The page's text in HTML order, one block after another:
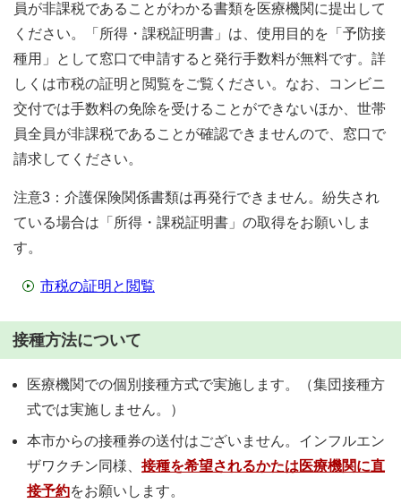
員が非課税であることがわかる書類を医療機関に提出して
ください。「所得・課税証明書」は、使用目的を「予防接
種用」として窓口で申請すると発行手数料が無料です。詳
しくは市税の証明と閲覧をご覧ください。なお、コンビニ
交付では手数料の免除を受けることができないほか、世帯
員全員が非課税であることが確認できませんので、窓口で
請求してください。
注意3：介護保険関係書類は再発行できません。紛失され
ている場合は「所得・課税証明書」の取得をお願いしま
す。
市税の証明と閲覧
接種方法について
医療機関での個別接種方式で実施します。（集団接種方
式では実施しません。）
本市からの接種券の送付はございません。インフルエン
ザワクチン同様、 接種を希望されるかたは医療機関に直
接予約をお願いします。